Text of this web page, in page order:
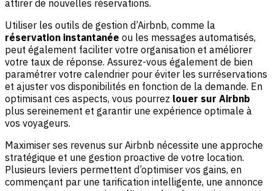
attirer de nouvelles réservations.
Utiliser les outils de gestion d’Airbnb, comme la
réservation instantanée ou les messages automatisés,
peut également faciliter votre organisation et améliorer
votre taux de réponse. Assurez-vous également de bien
paramétrer votre calendrier pour éviter les surréservations
et ajuster vos disponibilités en fonction de la demande. En
optimisant ces aspects, vous pourrez louer sur Airbnb
plus sereinement et garantir une expérience optimale à
vos voyageurs.
Maximiser ses revenus sur Airbnb nécessite une approche
stratégique et une gestion proactive de votre location.
Plusieurs leviers permettent d’optimiser vos gains, en
commençant par une tarification intelligente, une annonce